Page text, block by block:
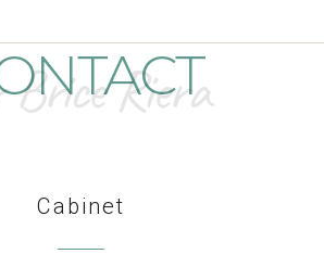
Riera
Cabinet